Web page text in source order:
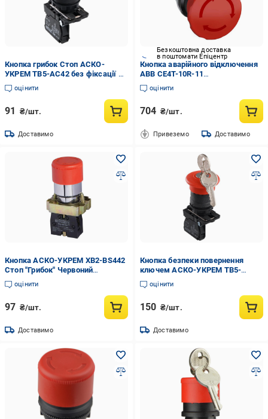
Кнопка грибок Стоп АСКО-
УКРЕМ TB5-AC42 без фіксації d
40 мм Червоний (A0140010168)
оцінити
91 ₴/шт.
Доставимо
Безкоштовна доставка
в поштомати Епіцентр
Кнопка аварійного відключення
ABB CE4T-10R-11
(1SFA619550R1071)
оцінити
704 ₴/шт.
Привеземо Доставимо
Кнопка АСКО-УКРЕМ XB2-BS442
Стоп "Грибок" Червоний
(A0140010082)
оцінити
97 ₴/шт.
Доставимо
Кнопка безпеки повернення
ключем АСКО-УКРЕМ TB5-
AS142 (A0140010162)
оцінити
150 ₴/шт.
Доставимо